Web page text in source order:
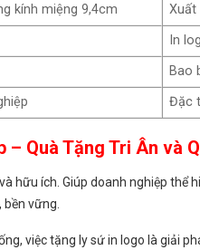
kính miệng 9,4cm Xuất
In
Bao
Đặc
– Quà Tặng Tri Ân và
hữu ích. Giúp doanh nghiệp
vững.
việc tặng ly sứ in logo là giải